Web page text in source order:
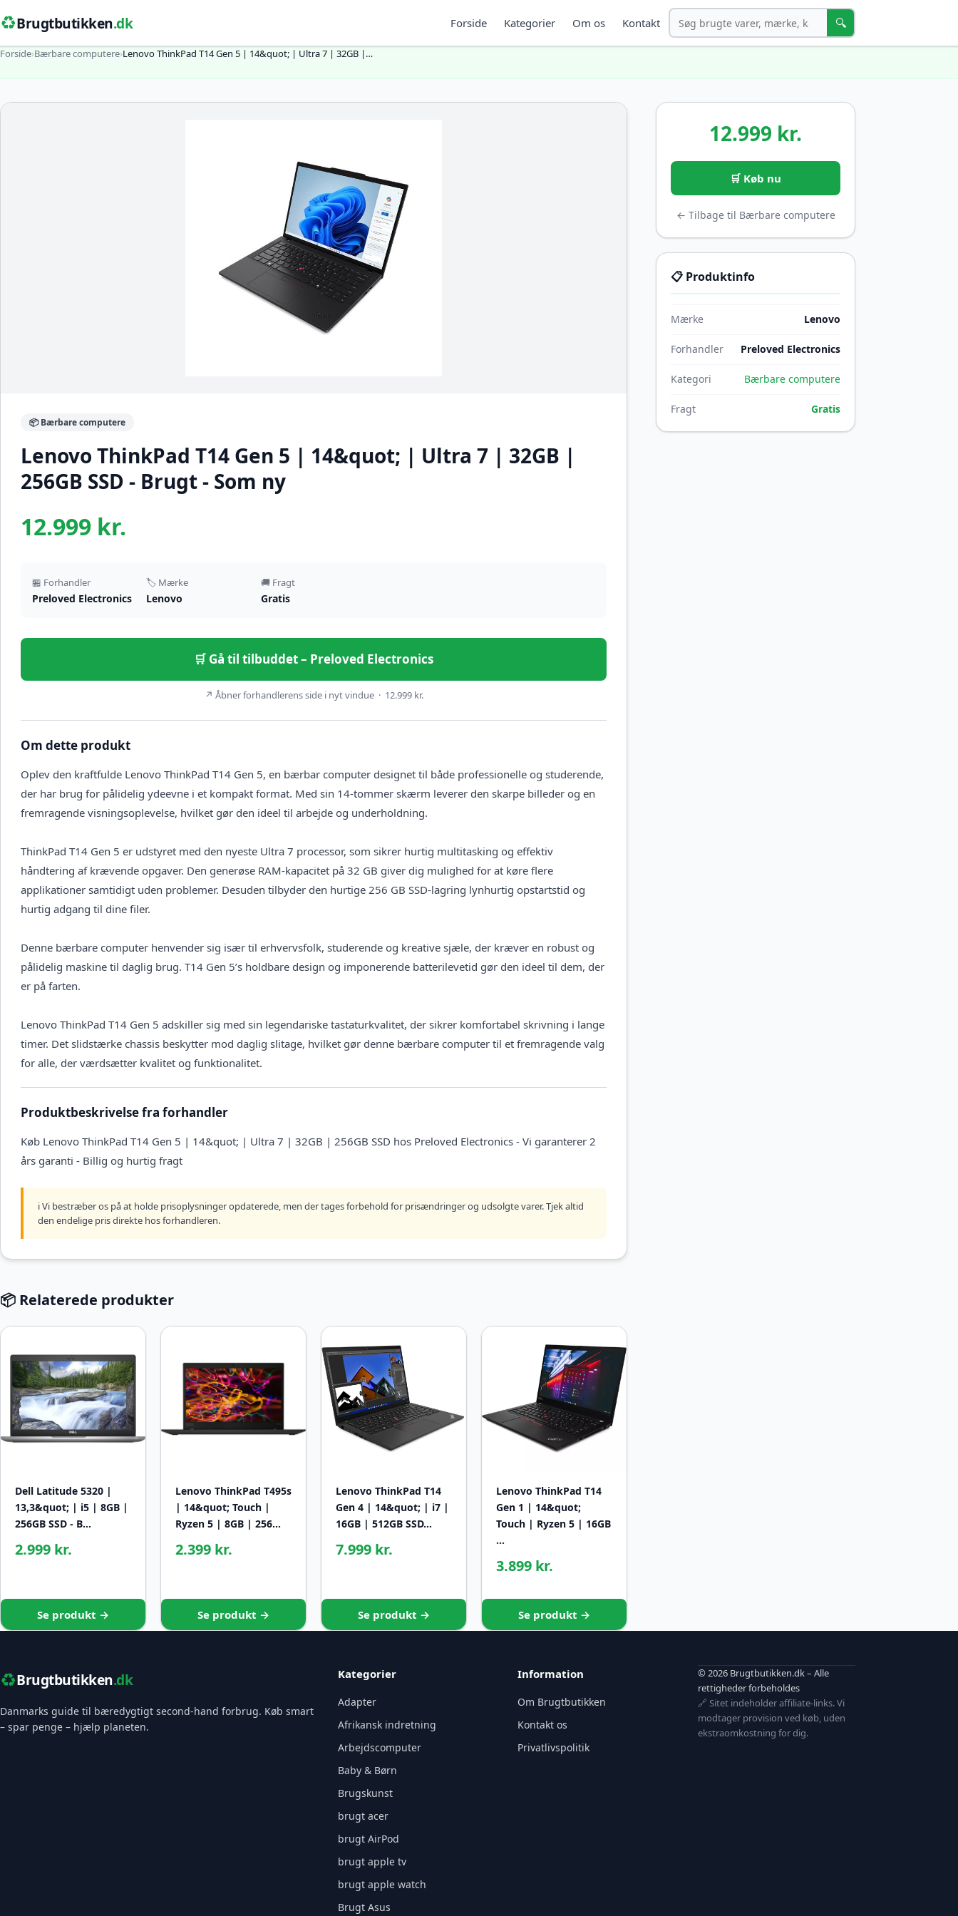
♻️Brugtbutikken.dk Forside Kategorier Om os Kontakt Søg 🔍
Forside›Bærbare computere›Lenovo ThinkPad T14 Gen 5 | 14&quot; | Ultra 7 | 32GB |…
📦 Bærbare computere
Lenovo ThinkPad T14 Gen 5 | 14&quot; | Ultra 7 | 32GB |
256GB SSD - Brugt - Som ny
12.999 kr.
🏪 Forhandler
Preloved Electronics
🏷️ Mærke
Lenovo
🚚 Fragt
Gratis
🛒 Gå til tilbuddet – Preloved Electronics
↗ Åbner forhandlerens side i nyt vindue · 12.999 kr.
Om dette produkt
Oplev den kraftfulde Lenovo ThinkPad T14 Gen 5, en bærbar computer designet til både professionelle og studerende,
der har brug for pålidelig ydeevne i et kompakt format. Med sin 14-tommer skærm leverer den skarpe billeder og en
fremragende visningsoplevelse, hvilket gør den ideel til arbejde og underholdning.
ThinkPad T14 Gen 5 er udstyret med den nyeste Ultra 7 processor, som sikrer hurtig multitasking og effektiv
håndtering af krævende opgaver. Den generøse RAM-kapacitet på 32 GB giver dig mulighed for at køre flere
applikationer samtidigt uden problemer. Desuden tilbyder den hurtige 256 GB SSD-lagring lynhurtig opstartstid og
hurtig adgang til dine filer.
Denne bærbare computer henvender sig især til erhvervsfolk, studerende og kreative sjæle, der kræver en robust og
pålidelig maskine til daglig brug. T14 Gen 5’s holdbare design og imponerende batterilevetid gør den ideel til dem, der
er på farten.
Lenovo ThinkPad T14 Gen 5 adskiller sig med sin legendariske tastaturkvalitet, der sikrer komfortabel skrivning i lange
timer. Det slidstærke chassis beskytter mod daglig slitage, hvilket gør denne bærbare computer til et fremragende valg
for alle, der værdsætter kvalitet og funktionalitet.
Produktbeskrivelse fra forhandler
Køb Lenovo ThinkPad T14 Gen 5 | 14&quot; | Ultra 7 | 32GB | 256GB SSD hos Preloved Electronics - Vi garanterer 2
års garanti - Billig og hurtig fragt
ℹ️ Vi bestræber os på at holde prisoplysninger opdaterede, men der tages forbehold for prisændringer og udsolgte varer. Tjek altid
den endelige pris direkte hos forhandleren.
📦 Relaterede produkter
Dell Latitude 5320 |
13,3&quot; | i5 | 8GB |
256GB SSD - B…
2.999 kr.
Se produkt →
Lenovo ThinkPad T495s
| 14&quot; Touch |
Ryzen 5 | 8GB | 256…
2.399 kr.
Se produkt →
Lenovo ThinkPad T14
Gen 4 | 14&quot; | i7 |
16GB | 512GB SSD…
7.999 kr.
Se produkt →
Lenovo ThinkPad T14
Gen 1 | 14&quot;
Touch | Ryzen 5 | 16GB
…
3.899 kr.
Se produkt →
12.999 kr.
🛒 Køb nu
← Tilbage til Bærbare computere
📋 Produktinfo
Mærke Lenovo
Forhandler Preloved Electronics
Kategori Bærbare computere
Fragt Gratis
♻️Brugtbutikken.dk
Danmarks guide til bæredygtigt second-hand forbrug. Køb smart
– spar penge – hjælp planeten.
Kategorier
Adapter
Afrikansk indretning
Arbejdscomputer
Baby & Børn
Brugskunst
brugt acer
brugt AirPod
brugt apple tv
brugt apple watch
Brugt Asus
Information
Om Brugtbutikken
Kontakt os
Privatlivspolitik
© 2026 Brugtbutikken.dk – Alle
rettigheder forbeholdes
🔗 Sitet indeholder affiliate-links. Vi
modtager provision ved køb, uden
ekstraomkostning for dig.